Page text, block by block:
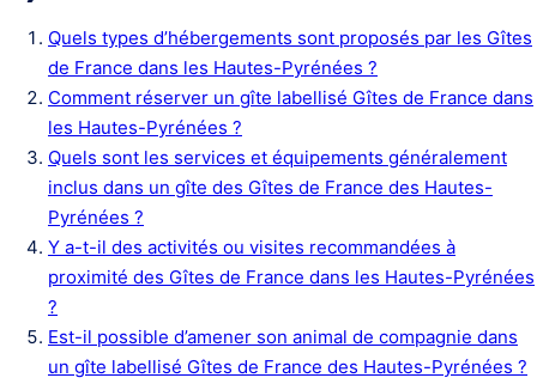
Quels types d’hébergements sont proposés par les Gîtes
de France dans les Hautes-Pyrénées ?
Comment réserver un gîte labellisé Gîtes de France dans
les Hautes-Pyrénées ?
Quels sont les services et équipements généralement
inclus dans un gîte des Gîtes de France des Hautes-
Pyrénées ?
Y a-t-il des activités ou visites recommandées à
proximité des Gîtes de France dans les Hautes-Pyrénées
?
Est-il possible d’amener son animal de compagnie dans
un gîte labellisé Gîtes de France des Hautes-Pyrénées ?